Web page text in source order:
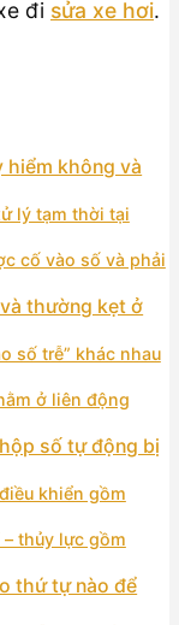
đi sửa xe hơi.
hiểm không và
lý tạm thời tại
cố vào số và phải
thường kẹt ở
số trễ” khác nhau
ở liên động
số tự động bị
khiển gồm
thủy lực gồm
thứ tự nào để